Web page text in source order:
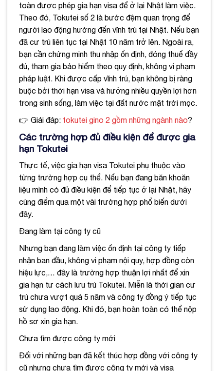
toàn được phép gia hạn visa để ở lại Nhật làm việc.
Theo đó, Tokutei số 2 là bước đệm quan trọng để
người lao động hướng đến vĩnh trú tại Nhật. Nếu bạn
đã cư trú liên tục tại Nhật 10 năm trở lên. Ngoài ra,
bạn cần chứng minh thu nhập ổn định, đóng thuế đầy
đủ, tham gia bảo hiểm theo quy định, không vi phạm
pháp luật. Khi được cấp vĩnh trú, bạn không bị ràng
buộc bởi thời hạn visa và hưởng nhiều quyền lợi hơn
trong sinh sống, làm việc tại đất nước mặt trời mọc.
👉 Giải đáp: tokutei gino 2 gồm những ngành nào?
Các trường hợp đủ điều kiện để được gia
hạn Tokutei
Thực tế, việc gia hạn visa Tokutei phụ thuộc vào
từng trường hợp cụ thể. Nếu bạn đang băn khoăn
liệu mình có đủ điều kiện để tiếp tục ở lại Nhật, hãy
cùng điểm qua một vài trường hợp phổ biến dưới
đây.
Đang làm tại công ty cũ
Nhưng bạn đang làm việc ổn định tại công ty tiếp
nhận ban đầu, không vi phạm nội quy, hợp đồng còn
hiệu lực,… đây là trường hợp thuận lợi nhất để xin
gia hạn tư cách lưu trú Tokutei. Miễn là thời gian cư
trú chưa vượt quá 5 năm và công ty đồng ý tiếp tục
sử dụng lao động. Khi đó, bạn hoàn toàn có thể nộp
hồ sơ xin gia hạn.
Chưa tìm được công ty mới
Đối với những bạn đã kết thúc hợp đồng với công ty
cũ nhưng chưa tìm được công ty mới và visa